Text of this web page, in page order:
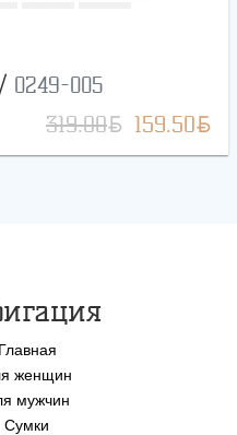
0249-005
319.00BYN 159.50BYN
Главная
женщин
мужчин
Сумки